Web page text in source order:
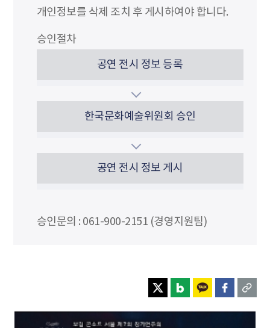
개인정보를 삭제 조치 후 게시하여야 합니다.
승인절차
공연 전시 정보 등록
한국문화예술위원회 승인
공연 전시 정보 게시
승인문의 : 061-900-2151 (경영지원팀)